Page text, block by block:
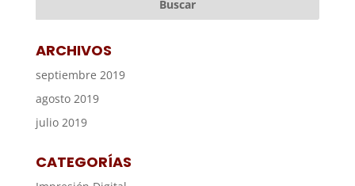
ARCHIVOS
septiembre 2019
agosto 2019
julio 2019
CATEGORÍAS